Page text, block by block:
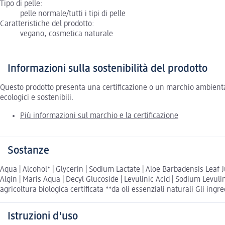
Tipo di pelle:
pelle normale/tutti i tipi di pelle
Caratteristiche del prodotto:
vegano, cosmetica naturale
Informazioni sulla sostenibilità del prodotto
Questo prodotto presenta una certificazione o un marchio
ecologici e sostenibili.
Più informazioni sul marchio e la certificazione
Sostanze
Aqua | Alcohol* | Glycerin | Sodium Lactate | Aloe Barbadensis
Algin | Maris Aqua | Decyl Glucoside | Levulinic Acid | Sodium
agricoltura biologica certificata **da oli essenziali naturali Gli
Istruzioni d'uso